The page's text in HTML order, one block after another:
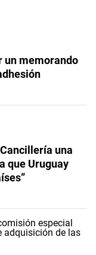
un memorando
una
que Uruguay